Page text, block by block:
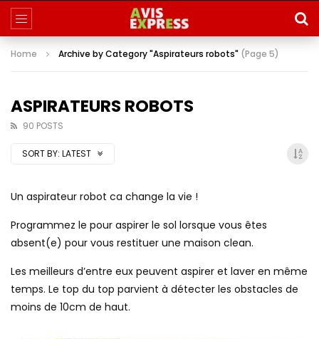
Home Archive by Category "Aspirateurs robots" (Page 5)
ASPIRATEURS ROBOTS
90 POSTS
SORT BY: LATEST
Un aspirateur robot ca change la vie !
Programmez le pour aspirer le sol lorsque vous êtes
absent(e) pour vous restituer une maison clean.
Les meilleurs d’entre eux peuvent aspirer et laver en même
temps. Le top du top parvient à détecter les obstacles de
moins de 10cm de haut.